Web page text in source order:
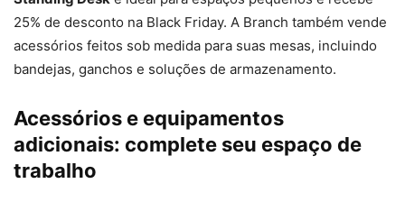
25% de desconto na Black Friday. A Branch também vende
acessórios feitos sob medida para suas mesas, incluindo
bandejas, ganchos e soluções de armazenamento.
Acessórios e equipamentos
adicionais: complete seu espaço de
trabalho